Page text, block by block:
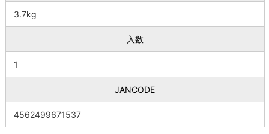
3.7kg
入数
1
JANCODE
4562499671537